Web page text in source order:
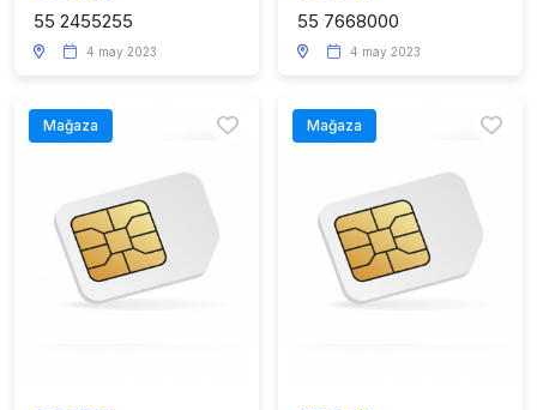
55 2455255
4 may 2023
55 7668000
4 may 2023
Mağaza Mağaza